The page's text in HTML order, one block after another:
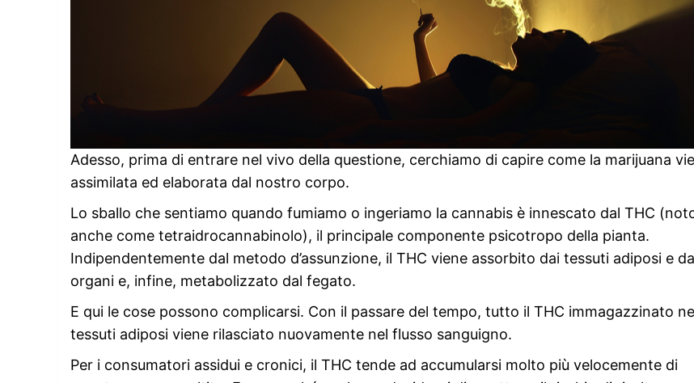
Adesso, prima di entrare nel vivo della questione, cerchiamo di capire come la marijuana
assimilata ed elaborata dal nostro corpo.
Lo sballo che sentiamo quando fumiamo o ingeriamo la cannabis è innescato dal THC
anche come tetraidrocannabinolo), il principale componente psicotropo della pianta.
Indipendentemente dal metodo d’assunzione, il THC viene assorbito dai tessuti adiposi e
organi e, infine, metabolizzato dal fegato.
E qui le cose possono complicarsi. Con il passare del tempo, tutto il THC immagazzinato
tessuti adiposi viene rilasciato nuovamente nel flusso sanguigno.
Per i consumatori assidui e cronici, il THC tende ad accumularsi molto più velocemente di